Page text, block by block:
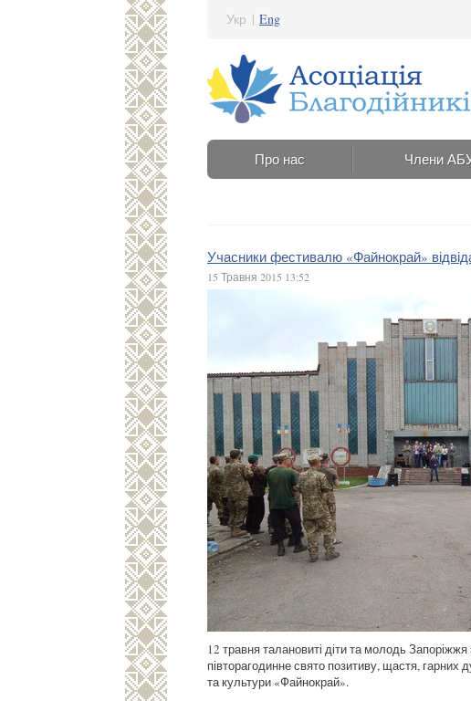
Укр | Eng
Про нас Члени
Учасники фестивалю «Файнокрай»
15 Травня 2015 13:52
12 травня талановиті діти та молодь
півторагодинне свято позитиву, щастя, гарних
та культури «Файнокрай».